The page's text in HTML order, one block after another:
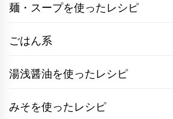
麺・スープを使ったレシピ
ごはん系
湯浅醤油を使ったレシピ
みそを使ったレシピ